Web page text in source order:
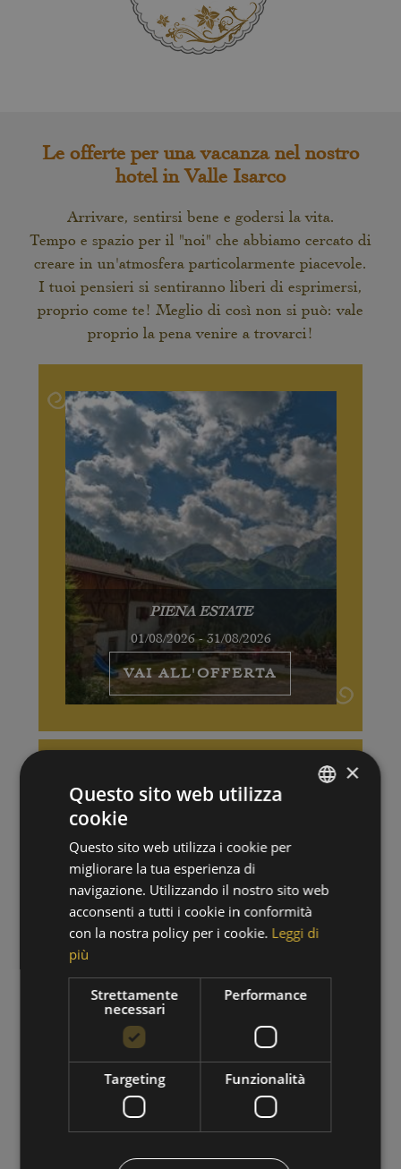
Le offerte per una vacanza nel nostro
hotel in Valle Isarco
Arrivare, sentirsi bene e godersi la vita.
Tempo e spazio per il "noi" che abbiamo cercato di
creare in un'atmosfera particolarmente piacevole.
I tuoi pensieri si sentiranno liberi di esprimersi,
proprio come te! Meglio di così non si può: vale
proprio la pena venire a trovarci!
PIENA ESTATE
01/08/2026 - 31/08/2026
VAI ALL'OFFERTA
PERIODO DI ESCURSIONI
01/09/2026 - 30/09/2026
VAI ALL'OFFERTA
×
Questo sito web utilizza
cookie
Questo sito web utilizza i cookie per
migliorare la tua esperienza di
navigazione. Utilizzando il nostro sito web
acconsenti a tutti i cookie in conformità
con la nostra policy per i cookie. Leggi di
più
Strettamente
necessari
Performance
Targeting Funzionalità